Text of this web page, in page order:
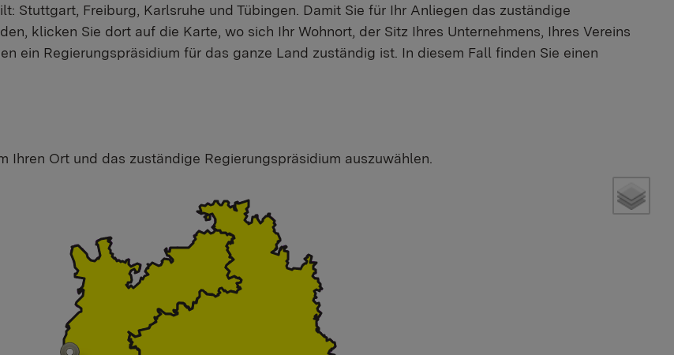
Stuttgart, Freiburg, Karlsruhe und Tübingen. Damit Sie für Ihr Anliegen das zuständige
klicken Sie dort auf die Karte, wo sich Ihr Wohnort, der Sitz Ihres Unternehmens, Ihres Vereins
ein Regierungspräsidium für das ganze Land zuständig ist. In diesem Fall finden Sie einen
Ihren Ort und das zuständige Regierungspräsidium auszuwählen.